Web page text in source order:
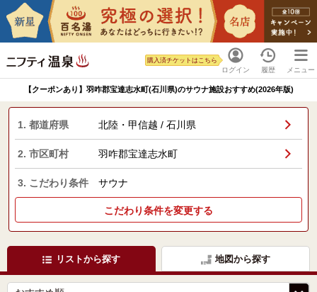
ログイン
購入済チケットはこちら
履歴 メニュー
【クーポンあり】羽咋郡宝達志水町(石川県)のサウナ施設おすすめ(2026年版)
1. 都道府県 北陸・甲信越 / 石川県
2. 市区町村 羽咋郡宝達志水町
3. こだわり条件 サウナ
こだわり条件を変更する
リストから探す 地図から探す